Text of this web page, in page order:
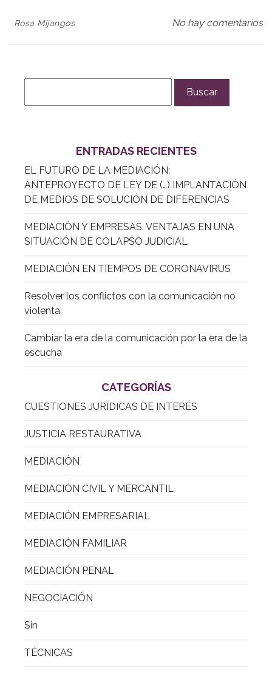
Rosa Mijangos No hay comentarios
ENTRADAS RECIENTES
EL FUTURO DE LA MEDIACIÓN:
ANTEPROYECTO DE LEY DE (…) IMPLANTACIÓN
DE MEDIOS DE SOLUCIÓN DE DIFERENCIAS
MEDIACIÓN Y EMPRESAS. VENTAJAS EN UNA
SITUACIÓN DE COLAPSO JUDICIAL
MEDIACIÓN EN TIEMPOS DE CORONAVIRUS
Resolver los conflictos con la comunicación no
violenta
Cambiar la era de la comunicación por la era de la
escucha
CATEGORÍAS
CUESTIONES JURIDICAS DE INTERÉS
JUSTICIA RESTAURATIVA
MEDIACIÓN
MEDIACIÓN CIVIL Y MERCANTIL
MEDIACIÓN EMPRESARIAL
MEDIACIÓN FAMILIAR
MEDIACIÓN PENAL
NEGOCIACIÓN
Sin
TÉCNICAS